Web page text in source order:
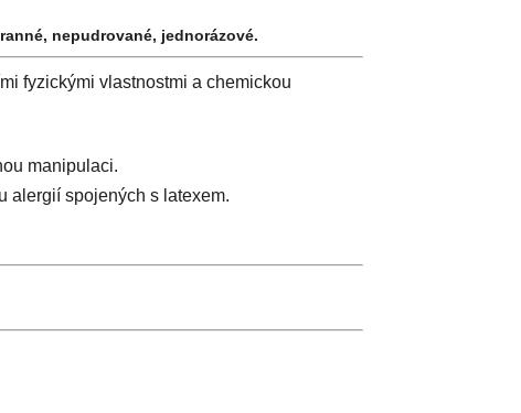
nepudrované, jednorázové.
fyzickými vlastnostmi a chemickou
manipulaci.
alergií spojených s latexem.